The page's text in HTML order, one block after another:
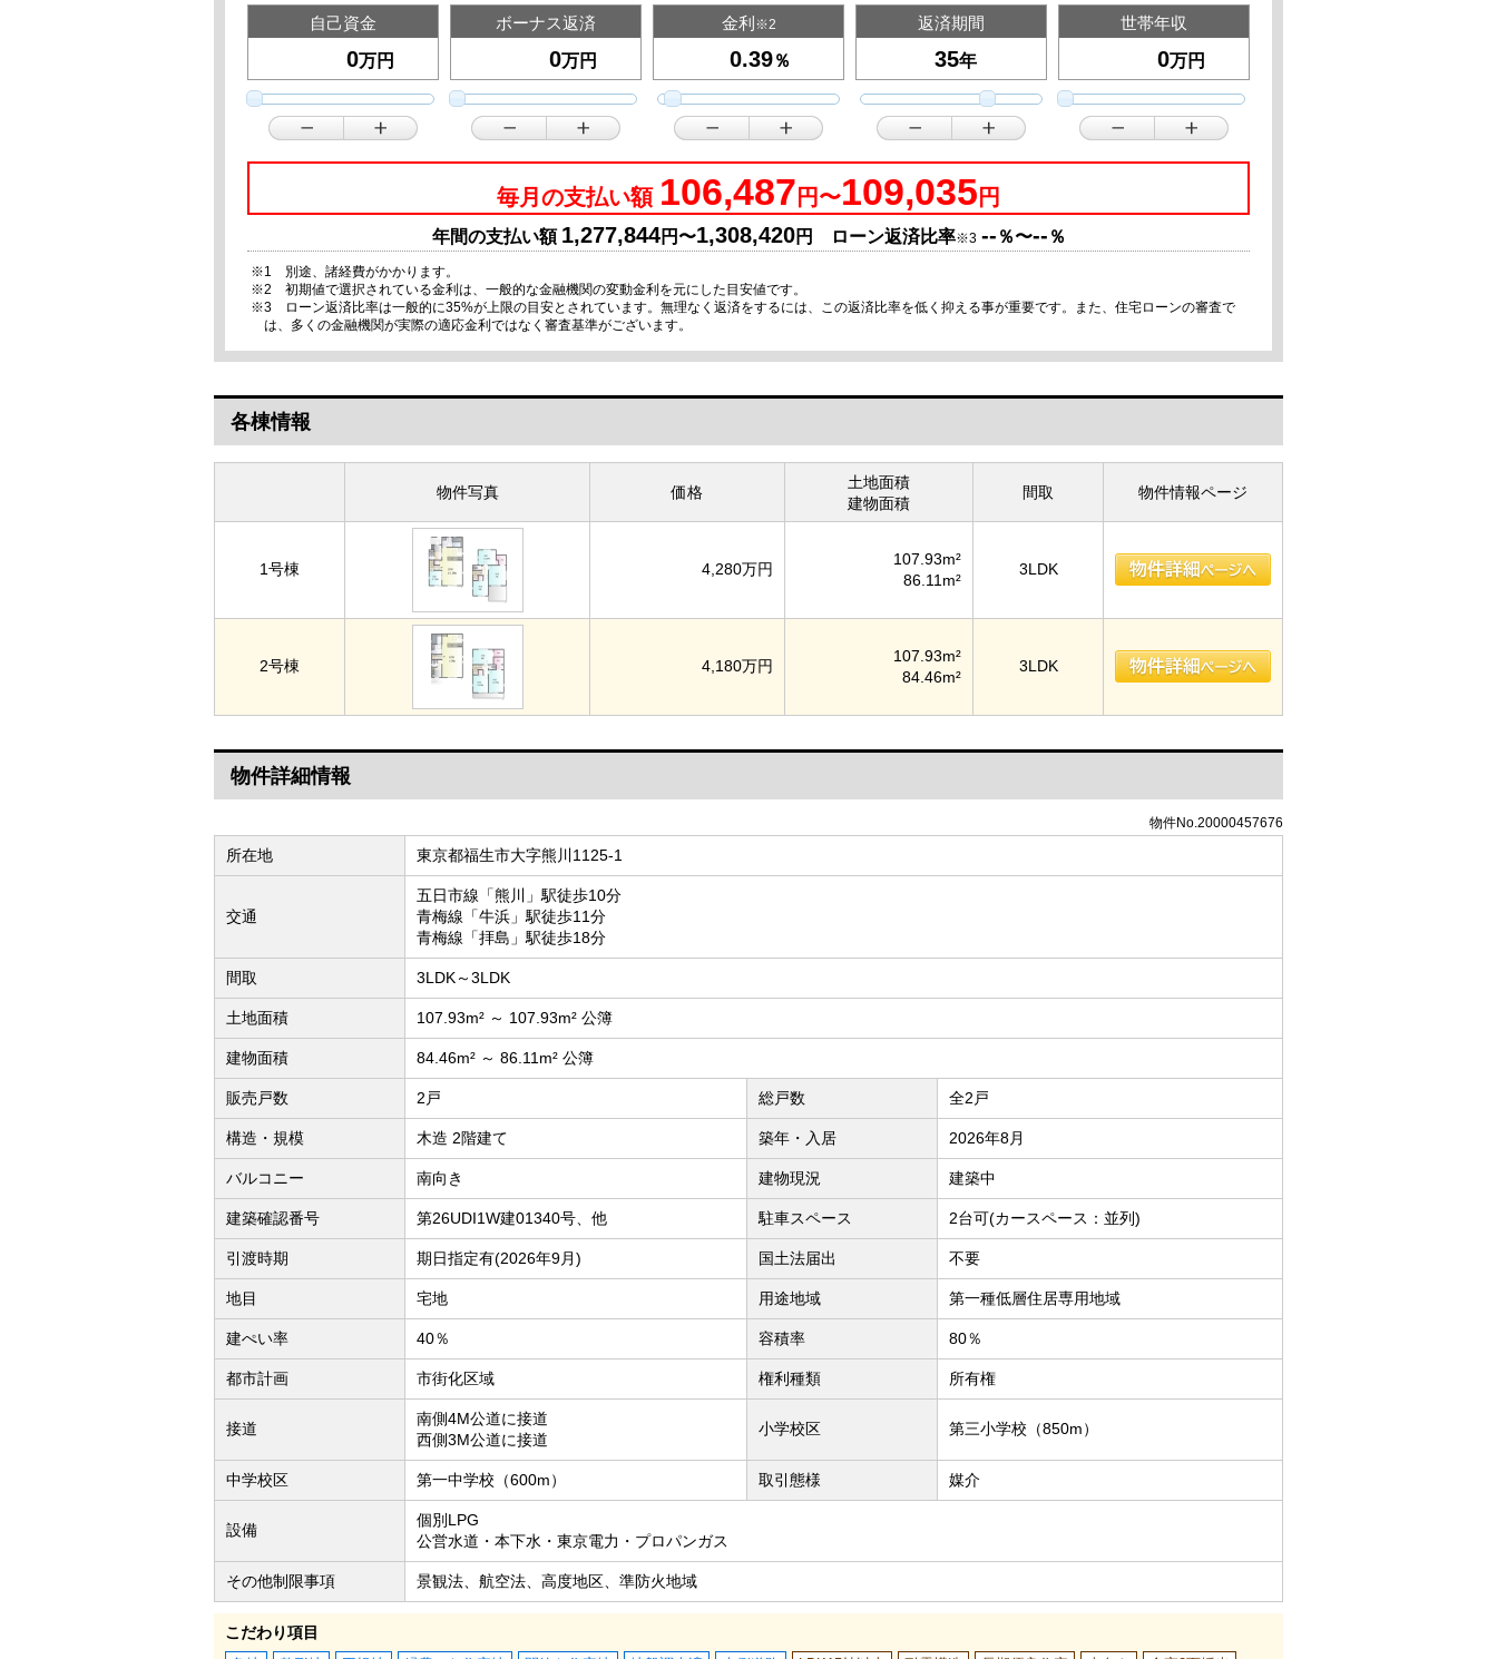
自己資金
万円
ボーナス返済
万円
金利 ※2
％
返済期間
年
世帯年収
万円
毎月の支払い額 106,487 円〜109,035 円
年間の支払い額 1,277,844円〜1,308,420円 ローン返済比率※3 -- ％〜-- ％
※1 別途、諸経費がかかります。
※2 初期値で選択されている金利は、一般的な金融機関の変動金利を元にした目安値です。
※3 ローン返済比率は一般的に35%が上限の目安とされています。無理なく返済をするには、この返済比率を低く抑える事が重要です。また、住宅ローンの審査で
は、多くの金融機関が実際の適応金利ではなく審査基準がございます。
各棟情報
物件写真 価格
土地面積
建物面積
間取 物件情報ページ
1号棟 4,280万円
107.93m²
86.11m²
3LDK
2号棟 4,180万円
107.93m²
84.46m²
3LDK
物件詳細情報
物件No.20000457676
所在地 東京都福生市大字熊川1125-1
交通
五日市線「熊川」駅徒歩10分
青梅線「牛浜」駅徒歩11分
青梅線「拝島」駅徒歩18分
間取 3LDK～3LDK
土地面積 107.93m² ～ 107.93m² 公簿
建物面積 84.46m² ～ 86.11m² 公簿
販売戸数 2戸 総戸数 全2戸
構造・規模 木造 2階建て 築年・入居 2026年8月
バルコニー 南向き 建物現況 建築中
建築確認番号 第26UDI1W建01340号、他 駐車スペース 2台可(カースペース：並列)
引渡時期 期日指定有(2026年9月) 国土法届出 不要
地目 宅地 用途地域 第一種低層住居専用地域
建ぺい率 40％ 容積率 80％
都市計画 市街化区域 権利種類 所有権
接道
南側4M公道に接道
西側3M公道に接道
小学校区 第三小学校（850m）
中学校区 第一中学校（600m） 取引態様 媒介
設備
個別LPG
公営水道・本下水・東京電力・プロパンガス
その他制限事項 景観法、航空法、高度地区、準防火地域
こだわり項目